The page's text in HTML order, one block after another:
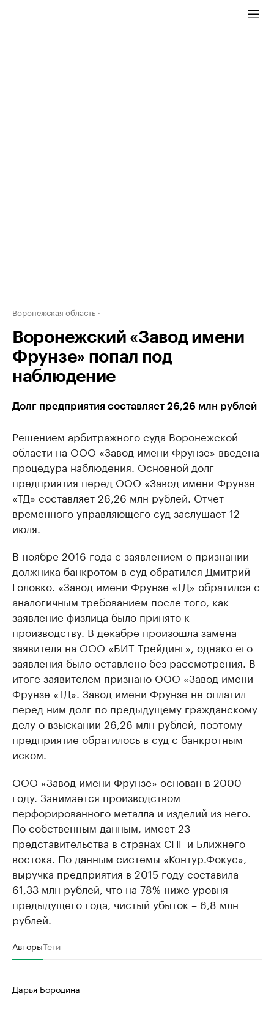
Воронежская область
Воронежский «Завод имени
Фрунзе» попал под
наблюдение
Долг предприятия составляет 26,26 млн рублей
Решением арбитражного суда Воронежской
области на ООО «Завод имени Фрунзе» введена
процедура наблюдения. Основной долг
предприятия перед ООО «Завод имени Фрунзе
«ТД» составляет 26,26 млн рублей. Отчет
временного управляющего суд заслушает 12
июля.
В ноябре 2016 года с заявлением о признании
должника банкротом в суд обратился Дмитрий
Головко. «Завод имени Фрунзе «ТД» обратился с
аналогичным требованием после того, как
заявление физлица было принято к
производству. В декабре произошла замена
заявителя на ООО «БИТ Трейдинг», однако его
заявления было оставлено без рассмотрения. В
итоге заявителем признано ООО «Завод имени
Фрунзе «ТД». Завод имени Фрунзе не оплатил
перед ним долг по предыдущему гражданскому
делу о взыскании 26,26 млн рублей, поэтому
предприятие обратилось в суд с банкротным
иском.
ООО «Завод имени Фрунзе» основан в 2000
году. Занимается производством
перфорированного металла и изделий из него.
По собственным данным, имеет 23
представительства в странах СНГ и Ближнего
востока. По данным системы «Контур.Фокус»,
выручка предприятия в 2015 году составила
61,33 млн рублей, что на 78% ниже уровня
предыдущего года, чистый убыток – 6,8 млн
рублей.
АвторыТеги
Дарья Бородина